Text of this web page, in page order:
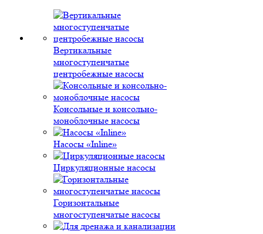
Вертикальные
многоступенчатые
центробежные насосы
Консольные и консольно-
моноблочные насосы
Насосы «Inline»
Циркуляционные насосы
Горизонтальные
многоступенчатые насосы